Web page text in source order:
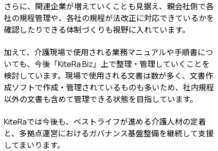
さらに、関連企業が増えていくことも見据え、親会社側で各
社の規程管理や、各社の規程が法改正に対応できているかを
確認したりできる体制づくりも視野に入れています。
加えて、介護現場で使用される業務マニュアルや手順書につ
いても、今後「KiteRa Biz」上で整理・管理していくことを
検討しています。現場で使用される文書は数が多く、文書作
成ソフトで作成・管理されているものも多いため、社内規程
以外の文書も含めて管理できる状態を目指しています。
KiteRaでは今後も、ベストライフが進める介護人材の定着
と、多拠点運営におけるガバナンス基盤整備を継続して支援
してまいります。